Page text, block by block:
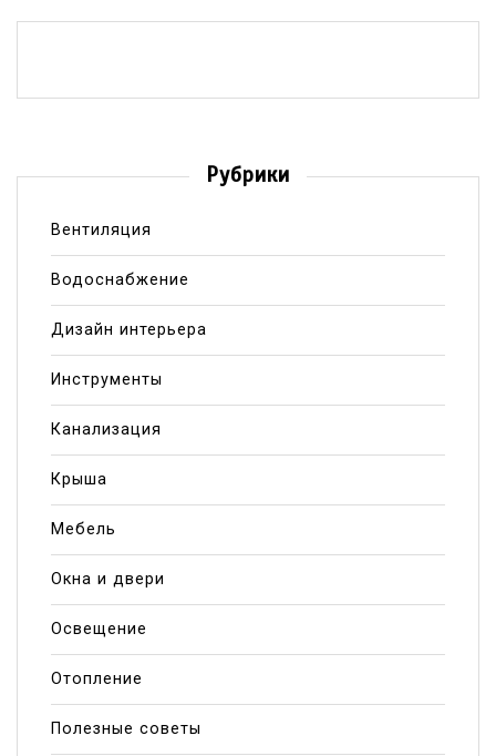
Рубрики
Вентиляция
Водоснабжение
Дизайн интерьера
Инструменты
Канализация
Крыша
Мебель
Окна и двери
Освещение
Отопление
Полезные советы